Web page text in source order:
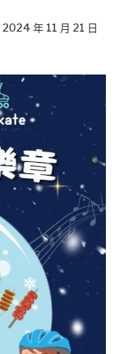
2024 年 11 月 21 日